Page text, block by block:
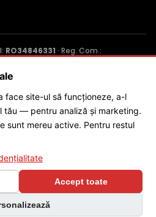
RO34846331 · Reg. Com.:
·
ONLINE SRL
face site-ul să funcționeze, a-l
— pentru analiză și marketing.
sunt mereu active. Pentru restul
Accept toate